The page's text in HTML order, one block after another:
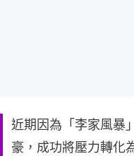
近期因為「李家風暴
豪，成功將壓力轉化